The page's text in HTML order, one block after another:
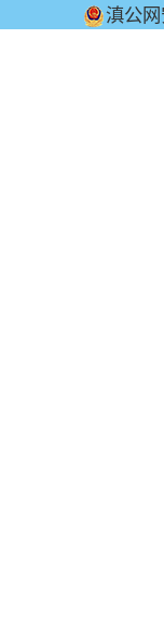
滇公网